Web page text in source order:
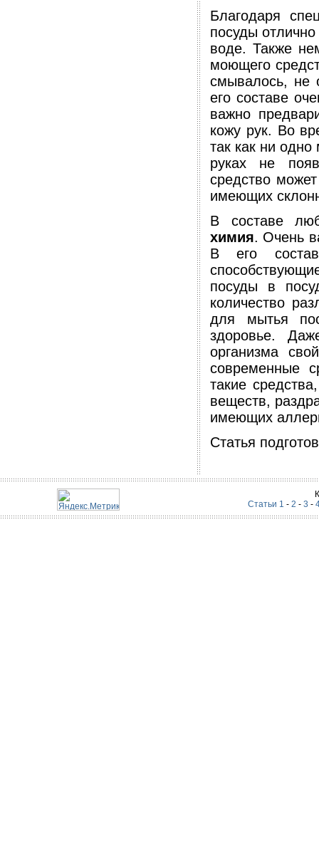
Благодаря
посуды
воде. Также
моющего
смывалось, не
его составе
важно
кожу рук. Во
так как ни
руках не
средство
имеющих
В составе
химия. Очень
В его
посуды в
количество
для мытья
здоровье.
организма
современные
такие
веществ,
имеющих
Статья
Статьи 1 - 2 - 3 -